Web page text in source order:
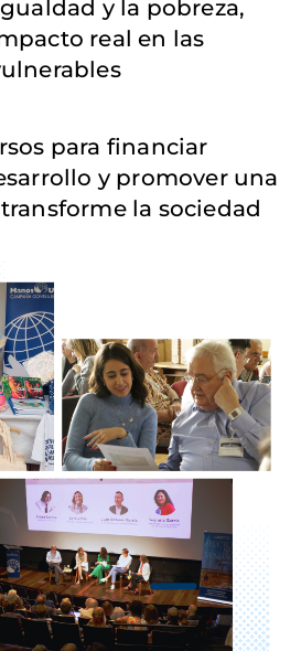
y la pobreza,
real en las
para financiar
y promover una
la sociedad